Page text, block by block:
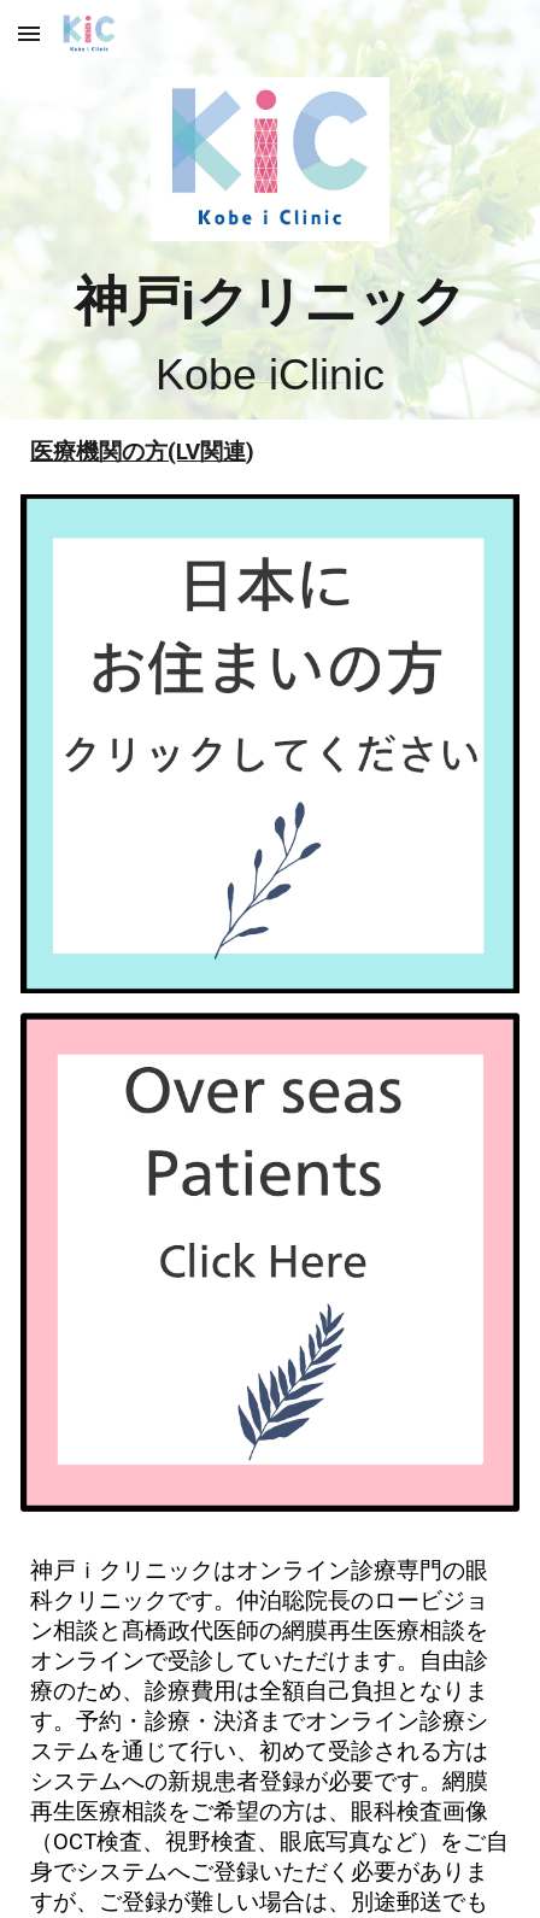
Skip to main content Skip to navigation
神戸iクリニック
Kobe iClinic
医療機関の方(LV関連)
神戸ｉクリニックはオンライン診療専門の眼
科クリニックです。仲泊聡院長のロービジョ
ン相談と髙橋政代医師の網膜再生医療相談を
オンラインで受診していただけます。自由診
療のため、診療費用は全額自己負担となりま
す。予約・診療・決済までオンライン診療シ
ステムを通じて行い、初めて受診される方は
システムへの新規患者登録が必要です。網膜
再生医療相談をご希望の方は、眼科検査画像
（OCT検査、視野検査、眼底写真など）をご自
身でシステムへご登録いただく必要がありま
すが、ご登録が難しい場合は、別途郵送でも